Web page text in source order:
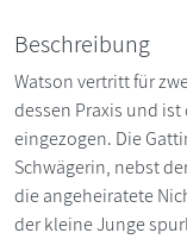
Beschreibung
Watson vertritt für
dessen Praxis und
eingezogen. Die
Schwägerin, nebst
die angeheiratete
der kleine Junge